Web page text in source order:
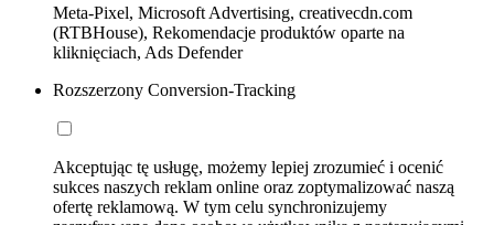
Meta-Pixel, Microsoft Advertising, creativecdn.com
(RTBHouse), Rekomendacje produktów oparte na
kliknięciach, Ads Defender
Rozszerzony Conversion-Tracking
Akceptując tę usługę, możemy lepiej zrozumieć i ocenić
sukces naszych reklam online oraz zoptymalizować naszą
ofertę reklamową. W tym celu synchronizujemy